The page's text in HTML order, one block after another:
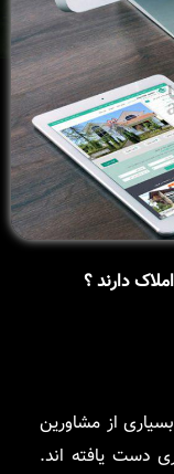
دارند ؟
از مشاورین
دست یافته اند.